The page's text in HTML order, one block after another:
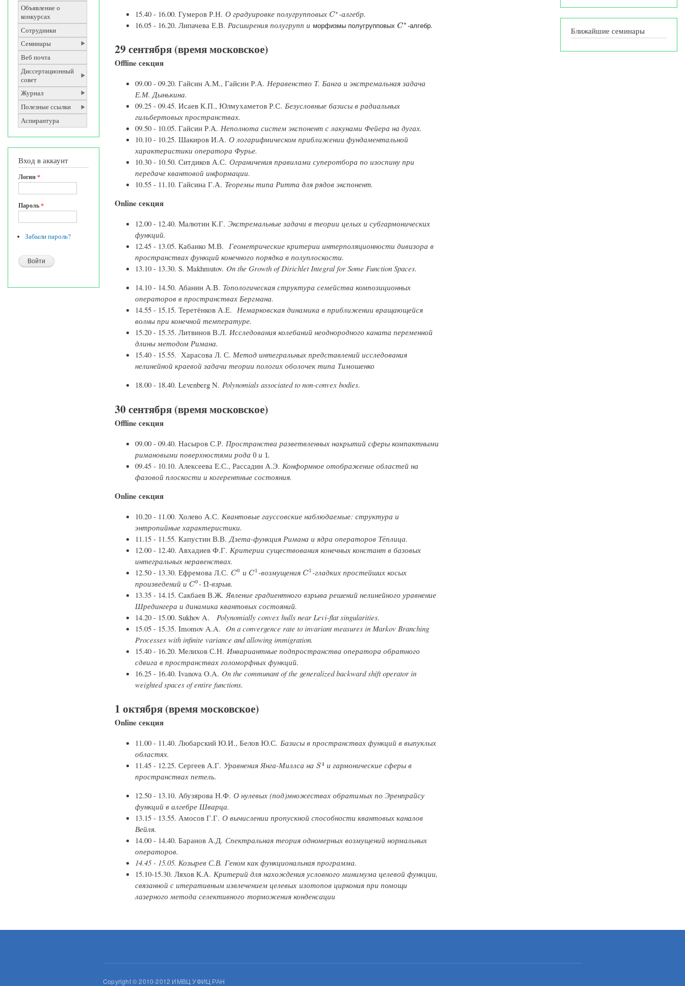
Объявление о
конкурсах
Сотрудники
Семинары
Веб почта
Диссертационный
совет
Журнал
Полезные ссылки
Аспирантура
Вход в аккаунт
Логин*
Пароль*
Забыли пароль?
15.40 - 16.00. Гумеров Р.Н. О градуировке полугрупповых C∗
C∗-алгебр.
16.05 - 16.20. Липачева Е.В. Расширения полугрупп и морфизмы полугрупповых C∗
C∗ -алгебр.
29 сентября (время московское)
Offline секция
09.00 - 09.20. Гайсин А.М., Гайсин Р.А. Неравенство Т. Банга и экстремальная задача
Е.М. Дынькина.
09.25 - 09.45. Исаев К.П., Юлмухаметов Р.С. Безусловные базисы в радиальных
гильбертовых пространствах.
09.50 - 10.05. Гайсин Р.А. Неполнота систем экспонент с лакунами Фейера на дугах.
10.10 - 10.25. Шакиров И.А. О логарифмическом приближении фундаментальной
характеристики оператора Фурье.
10.30 - 10.50. Ситдиков А.С. Ограничения правилами суперотбора по изоспину при
передаче квантовой информации.
10.55 - 11.10. Гайсина Г.А. Теоремы типа Ритта для рядов экспонент.
Online секция
12.00 - 12.40. Малютин К.Г. Экстремальные задачи в теории целых и субгармонических
функций.
12.45 - 13.05. Кабанко М.В. Геометрические критерии интерполяционности дивизора в
пространствах функций конечного порядка в полуплоскости.
13.10 - 13.30. S. Makhmutov. On the Growth of Dirichlet Integral for Some Function Spaces.
14.10 - 14.50. Абанин А.В. Топологическая структура семейства композиционных
операторов в пространствах Бергмана.
14.55 - 15.15. Теретёнков А.Е. Немарковская динамика в приближении вращающейся
волны при конечной температуре.
15.20 - 15.35. Литвинов В.Л. Исследования колебаний неоднородного каната переменной
длины методом Римана.
15.40 - 15.55. Харасова Л. С. Метод интегральных представлений исследования
нелинейной краевой задачи теории пологих оболочек типа Тимошенко
18.00 - 18.40. Levenberg N. Polynomials associated to non-convex bodies.
30 сентября (время московское)
Offline секция
09.00 - 09.40. Насыров С.Р. Пространства разветвленных накрытий сферы компактными
римановыми поверхностями рода 0
0 и 1
1.
09.45 - 10.10. Алексеева Е.С., Рассадин А.Э. Конформное отображение областей на
фазовой плоскости и когерентные состояния.
Online секция
10.20 - 11.00. Холево А.С. Квантовые гауссовские наблюдаемые: структура и
энтропийные характеристики.
11.15 - 11.55. Капустин В.В. Дзета-функция Римана и ядра операторов Тёплица.
12.00 - 12.40. Авхадиев Ф.Г. Критерии существования конечных констант в базовых
интегральных неравенствах.
12.50 - 13.30. Ефремова Л.С. C0
C0 иC1
C1-возмущенияC1
C1-гладких простейших косых
произведений и C0
C0-Ω
Ω-взрыв.
13.35 - 14.15. Сакбаев В.Ж. Явление градиентного взрыва решений нелинейного уравнение
Шредингера и динамика квантовых состояний.
14.20 - 15.00. Sukhov A.
Polynomially convex hulls near Levi-flat singularities.
15.05 - 15.35. Imomov A.A. On a convergence rate to invariant measures in Markov Branching
Processes with infinite variance and allowing immigration.
15.40 - 16.20. Мелихов С.Н. Инвариантные подпространства оператора обратного
сдвига в пространствах голоморфных функций.
16.25 - 16.40. Ivanova O.A. On the communant of the generalized backward shift operator in
weighted spaces of entire functions.
1 октября (время московское)
Online секция
11.00 - 11.40. Любарский Ю.И., Белов Ю.С. Базисы в пространствах функций в выпуклых
областях.
11.45 - 12.25. Сергеев А.Г. Уравнения Янга-Миллса на S4
S4 и гармонические сферы в
пространствах петель.
12.50 - 13.10. Абузярова Н.Ф. О нулевых (под)множествах обратимых по Эренпрайсу
функций в алгебре Шварца.
13.15 - 13.55. Амосов Г.Г. О вычислении пропускной способности квантовых каналов
Вейля.
14.00 - 14.40. Баранов А.Д. Спектральная теория одномерных возмущений нормальных
операторов.
14.45 - 15.05. Козырев С.В. Геном как функциональная программа.
15.10-15.30. Ляхов К.А. Критерий для нахождения условного минимума целевой функции,
связанной с итеративным извлечением целевых изотопов циркония при помощи
лазерного метода селективного торможения конденсации
Ближайшие семинары
Copyright © 2010-2012 ИМВЦ УФИЦ РАН